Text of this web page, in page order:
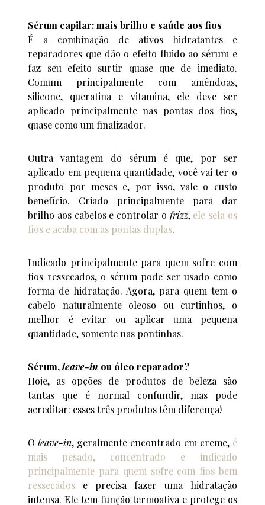
Sérum capilar: mais brilho e saúde aos fios
É a combinação de ativos hidratantes e
reparadores que dão o efeito fluido ao sérum e
faz seu efeito surtir quase que de imediato.
Comum principalmente com amêndoas,
silicone, queratina e vitamina, ele deve ser
aplicado principalmente nas pontas dos fios,
quase como um finalizador.
Outra vantagem do sérum é que, por ser
aplicado em pequena quantidade, você vai ter o
produto por meses e, por isso, vale o custo
benefício. Criado principalmente para dar
brilho aos cabelos e controlar o frizz, ele sela os
fios e acaba com as pontas duplas.
Indicado principalmente para quem sofre com
fios ressecados, o sérum pode ser usado como
forma de hidratação. Agora, para quem tem o
cabelo naturalmente oleoso ou curtinhos, o
melhor é evitar ou aplicar uma pequena
quantidade, somente nas pontinhas.
Sérum,leave-in ou óleo reparador?
Hoje, as opções de produtos de beleza são
tantas que é normal confundir, mas pode
acreditar: esses três produtos têm diferença!
Oleave-in, geralmente encontrado em creme, é
mais pesado, concentrado e indicado
principalmente para quem sofre com fios bem
ressecados e precisa fazer uma hidratação
intensa. Ele tem função termoativa e protege os